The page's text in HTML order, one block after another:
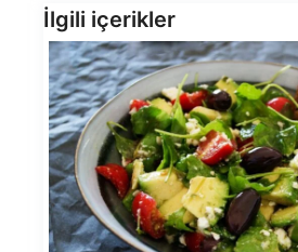
İlgili içerikler